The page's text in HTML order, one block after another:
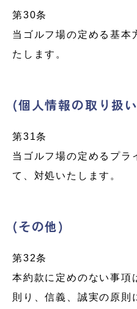
第30条
当ゴルフ場の定める基本
たします。
(個人情報の取り扱
第31条
当ゴルフ場の定めるプラ
て、対処いたします。
(その他)
第32条
本約款に定めのない事項
則り、信義、誠実の原則